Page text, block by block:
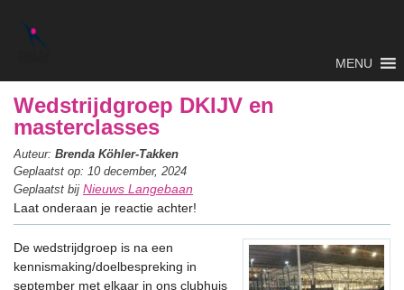
MENU
Wedstrijdgroep DKIJV en
masterclasses
Auteur: Brenda Köhler-Takken
Geplaatst op: 10 december, 2024
Geplaatst bij Nieuws Langebaan
Laat onderaan je reactie achter!
De wedstrijdgroep is na een
kennismaking/doelbespreking in
september met elkaar in ons clubhuis